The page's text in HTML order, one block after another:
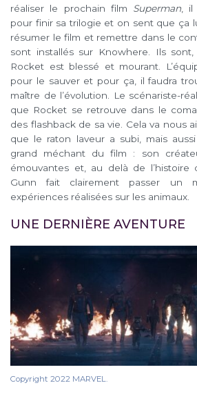
réaliser le prochain film Superman ,
pour finir sa trilogie et on sent que ça
résumer le film et remettre dans le
sont installés sur Knowhere. Ils
Rocket est blessé et mourant.
pour le sauver et pour ça, il faudra
maître de l’évolution. Le scénariste-
que Rocket se retrouve dans le
des flashback de sa vie. Cela va nous
que le raton laveur a subi, mais
grand méchant du film : son
émouvantes et, au delà de l’histoire
Gunn fait clairement passer un
expériences réalisées sur les animaux.
UNE DERNIÈRE AVENTURE
Copyright 2022 MARVEL.